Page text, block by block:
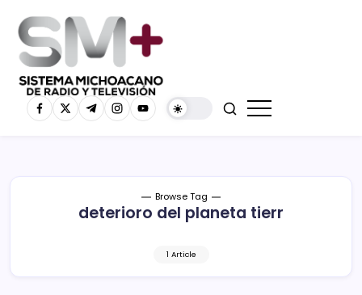
Browse Tag
deterioro del planeta tierr
1 Article